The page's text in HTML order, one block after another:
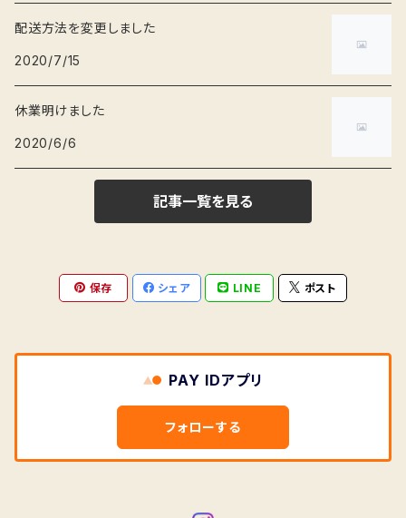
配送方法を変更しました
2020/7/15
休業明けました
2020/6/6
記事一覧を見る
保存 シェア LINE ポスト
PAY IDアプリ
フォローする